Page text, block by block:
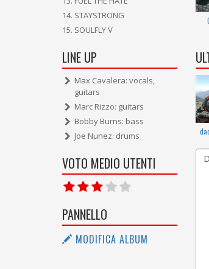
STAYSTRONG
SOULFLY V
LINE UP
Max Cavalera: vocals,
guitars
Marc Rizzo: guitars
Bobby Burns: bass
Joe Nunez: drums
VOTO MEDIO UTENTI
PANNELLO
MODIFICA ALBUM